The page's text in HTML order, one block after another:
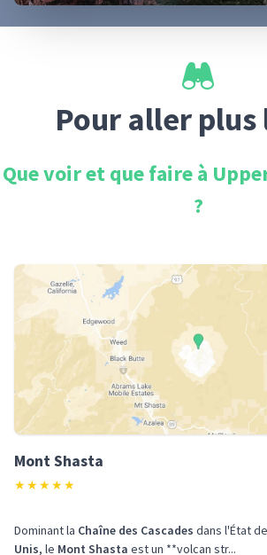
Pour aller plus
Que voir et que faire à
?
Mont Shasta
★★★★★
Dominant la Chaîne des Cascades dans l'État
Unis, le Mont Shasta est un **volcan str...